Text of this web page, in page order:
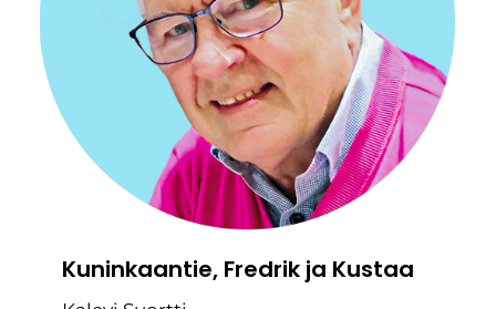
Kuninkaantie, Fredrik ja Kustaa